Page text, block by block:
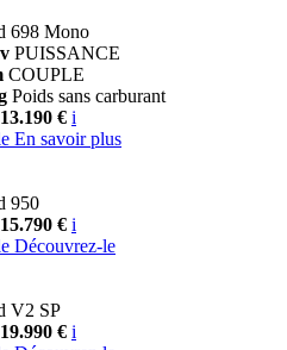
698 Mono
PUISSANCE
COUPLE
Poids sans carburant
€ i
En savoir plus
950
€ i
Découvrez-le
V2 SP
€ i